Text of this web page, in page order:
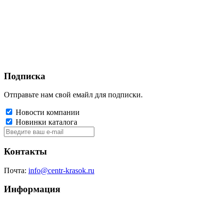
Подписка
Отправьте нам свой емайл для подписки.
Новости компании
Новинки каталога
Контакты
Почта: info@centr-krasok.ru
Информация